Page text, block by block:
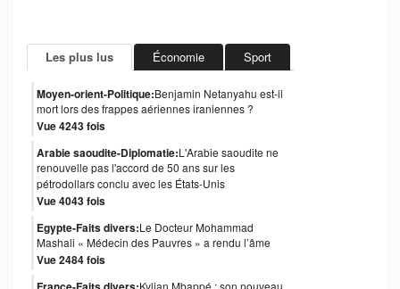
Les plus lus Économie Sport
Moyen-orient-Politique:Benjamin Netanyahu est-il
mort lors des frappes aériennes iraniennes ?
Vue 4243 fois
Arabie saoudite-Diplomatie:L'Arabie saoudite ne
renouvelle pas l'accord de 50 ans sur les
pétrodollars conclu avec les États-Unis
Vue 4043 fois
Egypte-Faits divers:Le Docteur Mohammad
Mashali « Médecin des Pauvres » a rendu l’âme
Vue 2484 fois
Kylian Mbappé : son nouveau